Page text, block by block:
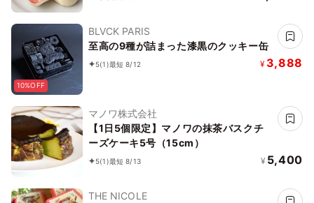
10%OFF
BLVCK PARIS
至高の9種が詰まった漆黒のクッキー缶
5(1)最短 8/12 ¥ 3,888
マノワ株式会社
【1日5個限定】マノワの抹茶バスクチ
ーズケーキ5号（15cm）
5(1)最短 8/13 ¥ 5,400
THE NICOLE